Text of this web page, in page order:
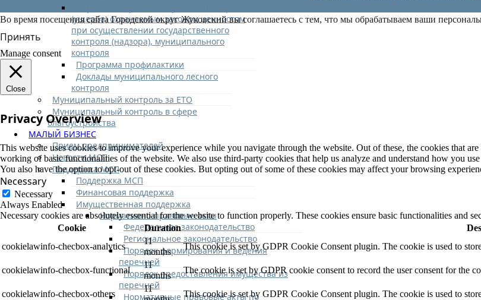
(ущерба) охраняемым законом ценностям
при осуществлении государственного
контроля (надзора), муниципального
контроля
Программа профилактики
Доклады муниципального лесного
контроля
Муниципальный контроль за ЕТО
Муниципальный контроль в сфере
благоустройства
МАЛЫЙ БИЗНЕС
Прием предпринимателей
Новости МСП
Поддержка МСП
Поддержка МСП
Финансовая поддержка
Имущественная поддержка
Нормативно-правовые акты
Федеральное законодательство
Региональное законодательство
Порядок формирования и ведения
перечней
Порядок предоставления имущества из
перечней
Нормативные правовые акты по
Во время посещения сайта Городской округ Жуковский вы соглашаетесь с тем, что мы обрабатываем ваши
Принять
Manage consent
Close
Privacy Overview
This website uses cookies to improve your experience while you navigate through the website. Out of these, the cookies that
working of basic functionalities of the website. We also use third-party cookies that help us analyze and understand how you
You also have the option to opt-out of these cookies. But opting out of some of these cookies may affect your browsing
Necessary
Necessary
Always Enabled
Necessary cookies are absolutely essential for the website to function properly. These cookies ensure basic functionalities and
Cookie
Duration
cookielawinfo-checbox-analytics
11
months
This cookie is set by GDPR Cookie Consent plugin. The cookie is used to
cookielawinfo-checbox-functional
11
months
The cookie is set by GDPR cookie consent to record the user consent for the
cookielawinfo-checbox-others
11
This cookie is set by GDPR Cookie Consent plugin. The cookie is used to